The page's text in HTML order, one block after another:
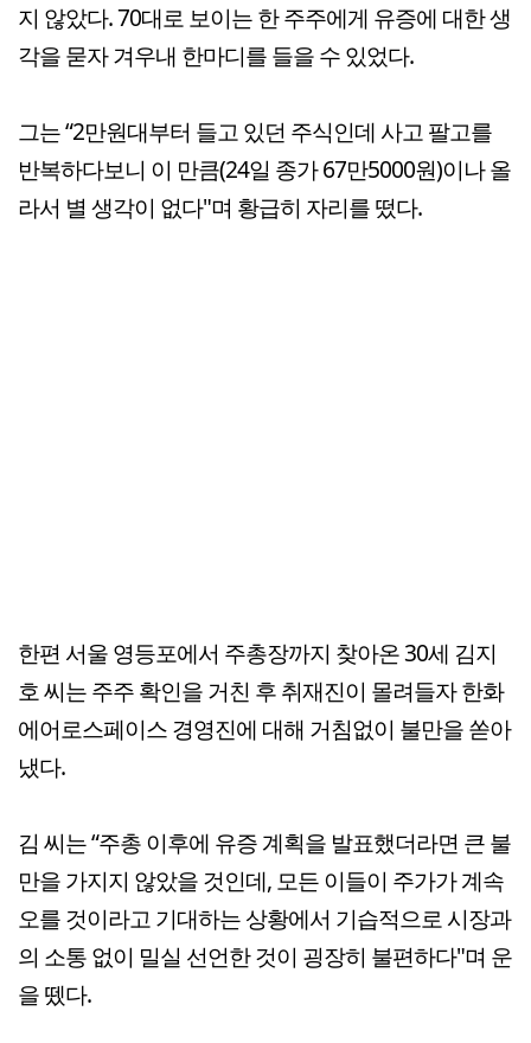
지 않았다. 70대로 보이는 한 주주에게 유증에 대한 생
각을 묻자 겨우내 한마디를 들을 수 있었다.
그는 “2만원대부터 들고 있던 주식인데 사고 팔고를
반복하다보니 이 만큼(24일 종가 67만5000원)이나 올
라서 별 생각이 없다"며 황급히 자리를 떴다.
한편 서울 영등포에서 주총장까지 찾아온 30세 김지
호 씨는 주주 확인을 거친 후 취재진이 몰려들자 한화
에어로스페이스 경영진에 대해 거침없이 불만을 쏟아
냈다.
김 씨는 “주총 이후에 유증 계획을 발표했더라면 큰 불
만을 가지지 않았을 것인데, 모든 이들이 주가가 계속
오를 것이라고 기대하는 상황에서 기습적으로 시장과
의 소통 없이 밀실 선언한 것이 굉장히 불편하다"며 운
을 뗐다.